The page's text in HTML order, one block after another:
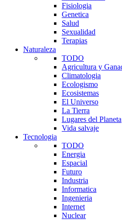
Fisiologia
Genetica
Salud
Sexualidad
Terapias
Naturaleza
TODO
Agricultura y
Climatologia
Ecologismo
Ecosistemas
El Universo
La Tierra
Lugares del Planeta
Vida salvaje
Tecnologia
TODO
Energia
Espacial
Futuro
Industria
Informatica
Ingenieria
Internet
Nuclear